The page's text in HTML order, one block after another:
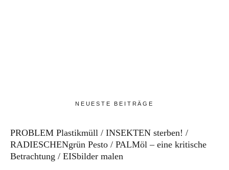
NEUESTE BEITRÄGE
PROBLEM Plastikmüll
INSEKTEN sterben!
RADIESCHENgrün Pesto
PALMöl – eine kritische
Betrachtung
EISbilder malen